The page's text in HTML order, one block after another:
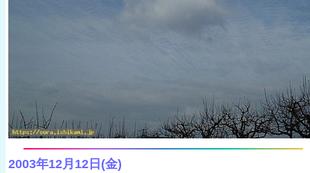
2003年12月12日(金)